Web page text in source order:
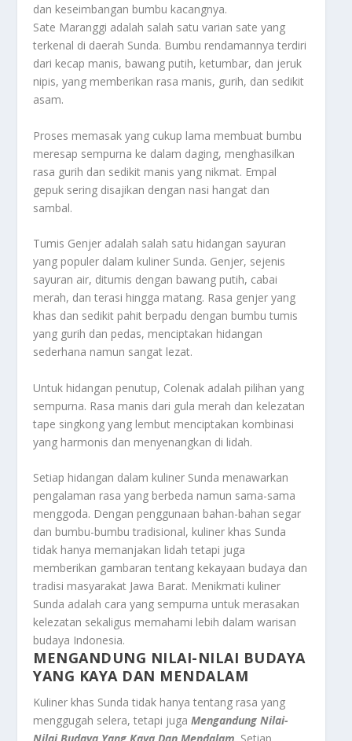
dan keseimbangan bumbu kacangnya.
Sate Maranggi adalah salah satu varian sate yang
terkenal di daerah Sunda. Bumbu rendamannya terdiri
dari kecap manis, bawang putih, ketumbar, dan jeruk
nipis, yang memberikan rasa manis, gurih, dan sedikit
asam.
Proses memasak yang cukup lama membuat bumbu
meresap sempurna ke dalam daging, menghasilkan
rasa gurih dan sedikit manis yang nikmat. Empal
gepuk sering disajikan dengan nasi hangat dan
sambal.
Tumis Genjer adalah salah satu hidangan sayuran
yang populer dalam kuliner Sunda. Genjer, sejenis
sayuran air, ditumis dengan bawang putih, cabai
merah, dan terasi hingga matang. Rasa genjer yang
khas dan sedikit pahit berpadu dengan bumbu tumis
yang gurih dan pedas, menciptakan hidangan
sederhana namun sangat lezat.
Untuk hidangan penutup, Colenak adalah pilihan yang
sempurna. Rasa manis dari gula merah dan kelezatan
tape singkong yang lembut menciptakan kombinasi
yang harmonis dan menyenangkan di lidah.
Setiap hidangan dalam kuliner Sunda menawarkan
pengalaman rasa yang berbeda namun sama-sama
menggoda. Dengan penggunaan bahan-bahan segar
dan bumbu-bumbu tradisional, kuliner khas Sunda
tidak hanya memanjakan lidah tetapi juga
memberikan gambaran tentang kekayaan budaya dan
tradisi masyarakat Jawa Barat. Menikmati kuliner
Sunda adalah cara yang sempurna untuk merasakan
kelezatan sekaligus memahami lebih dalam warisan
budaya Indonesia.
MENGANDUNG NILAI-NILAI BUDAYA
YANG KAYA DAN MENDALAM
Kuliner khas Sunda tidak hanya tentang rasa yang
menggugah selera, tetapi jugaMengandung Nilai-